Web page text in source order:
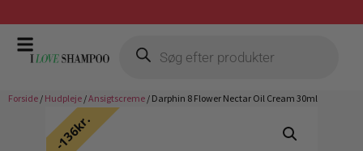
Gratis fragt ved køb over 399,-
Forside / Hudpleje /Ansigtscreme / Darphin 8 Flower Nectar Oil Cream 30ml
136kr.